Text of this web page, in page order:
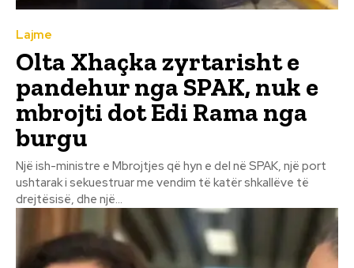
Lajme
Olta Xhaçka zyrtarisht e
pandehur nga SPAK, nuk e
mbrojti dot Edi Rama nga
burgu
Një ish-ministre e Mbrojtjes që hyn e del në SPAK, një port
ushtarak i sekuestruar me vendim të katër shkallëve të
drejtësisë, dhe një...